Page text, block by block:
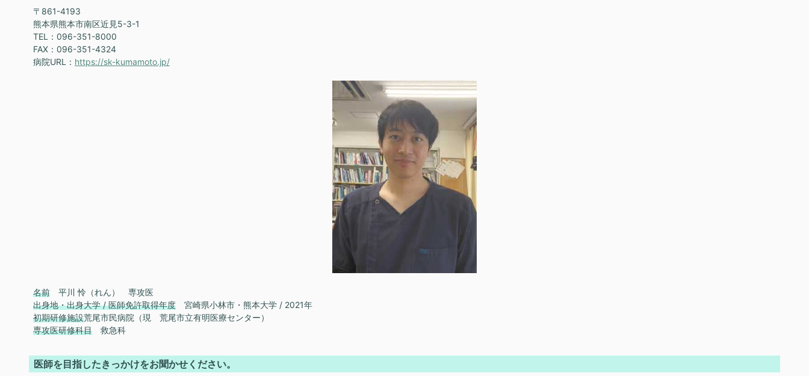
〒861-4193
熊本県熊本市南区近見5-3-1
TEL：096-351-8000
FAX：096-351-4324
病院URL： https://sk-kumamoto.jp/
名前 平川 怜（れん） 専攻医
出身地・出身大学 / 医師免許取得年度 宮崎県小林市・熊本大学 / 2021年
初期研修施設荒尾市民病院（現 荒尾市立有明医療センター）
専攻医研修科目 救急科
医師を目指したきっかけをお聞かせください。